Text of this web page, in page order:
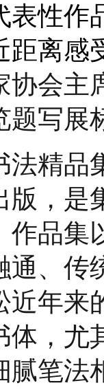
表性作
距离感
协会主
题写展
法精品
版，是
作品集
通、传
近年来
体，尤
腻笔法